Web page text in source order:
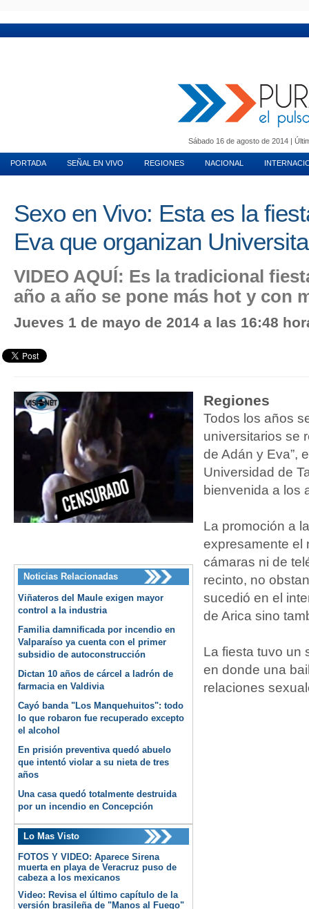
Sábado 16 de agosto de 2014 |
PORTADA SEÑAL EN VIVO REGIONES NACIONAL
Sexo en Vivo: Esta es la
Eva que organizan
VIDEO AQUÍ: Es la tradicional
año a año se pone más hot y con
Jueves 1 de mayo de 2014 a las 16:48
Noticias Relacionadas
Viñateros del Maule exigen mayor
control a la industria
Familia damnificada por incendio en
Valparaíso ya cuenta con el primer
subsidio de autoconstrucción
Dictan 10 años de cárcel a ladrón de
farmacia en Valdivia
Cayó banda "Los Manquehuitos": todo
lo que robaron fue recuperado excepto
el alcohol
En prisión preventiva quedó abuelo
que intentó violar a su nieta de tres
años
Una casa quedó totalmente destruida
por un incendio en Concepción
Lo Mas Visto
FOTOS Y VIDEO: Aparece Sirena
muerta en playa de Veracruz puso de
cabeza a los mexicanos
Video: Revisa el último capítulo de la
versión brasileña de "Manos al Fuego"
Regiones
Todos los años
universitarios se
de Adán y Eva”,
Universidad de
bienvenida a los
La promoción a
expresamente el
cámaras ni de
recinto, no
sucedió en el
de Arica sino
La fiesta tuvo un
en donde una
relaciones